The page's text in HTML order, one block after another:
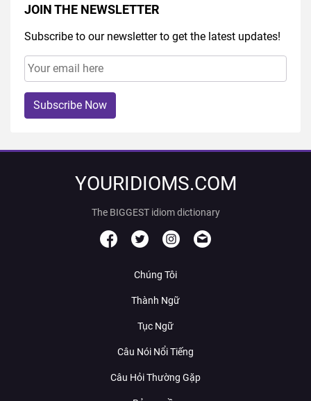
JOIN THE NEWSLETTER
Subscribe to our newsletter to get the latest updates!
Subscribe Now
YOURIDIOMS.COM
The BIGGEST idiom dictionary
Chúng Tôi
Thành Ngữ
Tục Ngữ
Câu Nói Nổi Tiếng
Câu Hỏi Thường Gặp